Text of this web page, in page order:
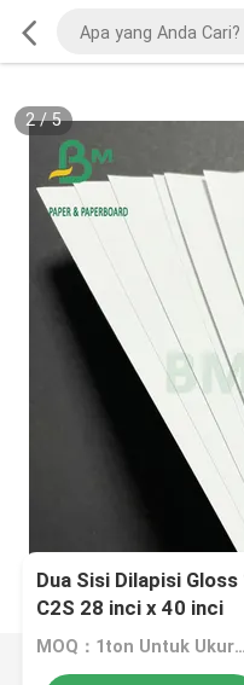
2/5
Dua Sisi Dilapisi
C2S 28 inci x 40 inci
MOQ：1ton Untuk Ukuran Stok, 10ton Untuk Ukuran Khusus